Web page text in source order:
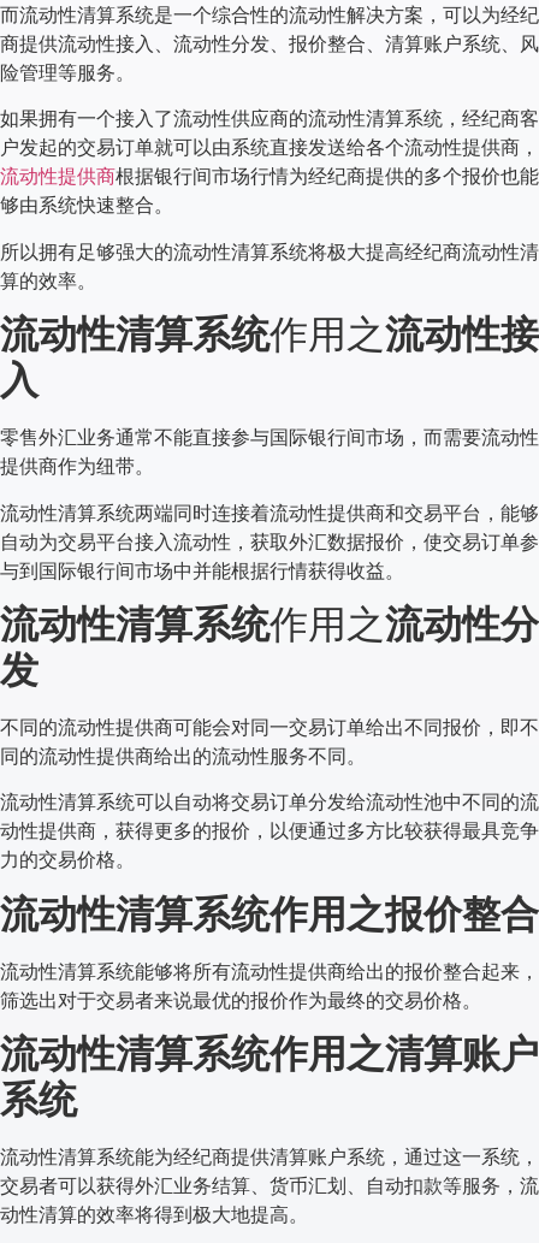
而流动性清算系统是一个综合性的流动性解决方案，可以为经纪
商提供流动性接入、流动性分发、报价整合、清算账户系统、风
险管理等服务。
如果拥有一个接入了流动性供应商的流动性清算系统，经纪商客
户发起的交易订单就可以由系统直接发送给各个流动性提供商，
流动性提供商根据银行间市场行情为经纪商提供的多个报价也能
够由系统快速整合。
所以拥有足够强大的流动性清算系统将极大提高经纪商流动性清
算的效率。
流动性清算系统作用之流动性接
入
零售外汇业务通常不能直接参与国际银行间市场，而需要流动性
提供商作为纽带。
流动性清算系统两端同时连接着流动性提供商和交易平台，能够
自动为交易平台接入流动性，获取外汇数据报价，使交易订单参
与到国际银行间市场中并能根据行情获得收益。
流动性清算系统作用之流动性分
发
不同的流动性提供商可能会对同一交易订单给出不同报价，即不
同的流动性提供商给出的流动性服务不同。
流动性清算系统可以自动将交易订单分发给流动性池中不同的流
动性提供商，获得更多的报价，以便通过多方比较获得最具竞争
力的交易价格。
流动性清算系统作用之报价整合
流动性清算系统能够将所有流动性提供商给出的报价整合起来，
筛选出对于交易者来说最优的报价作为最终的交易价格。
流动性清算系统作用之清算账户
系统
流动性清算系统能为经纪商提供清算账户系统，通过这一系统，
交易者可以获得外汇业务结算、货币汇划、自动扣款等服务，流
动性清算的效率将得到极大地提高。